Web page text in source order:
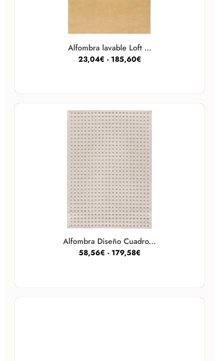
Alfombra lavable Loft ...
23,04€ - 185,60€
Alfombra Diseño Cuadro...
58,56€ - 179,58€